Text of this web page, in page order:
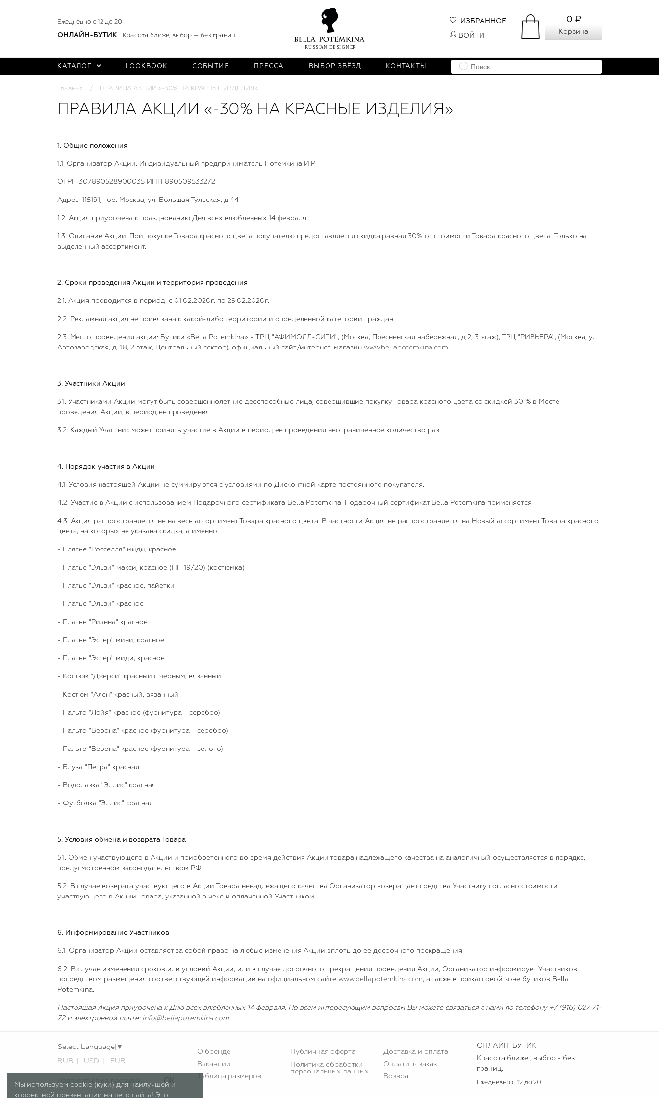
Мы используем cookie (куки) для наилучшей и
корректной презентации нашего сайта! Это
Ежедневно с 12 до 20
ОНЛАЙН-БУТИК Красота ближе, выбор — без границ.
0 ₽
Корзина
ИЗБРАННОЕ
ВОЙТИ
КАТАЛОГ LOOKBOOK СОБЫТИЯ ПРЕССА ВЫБОР ЗВЁЗД КОНТАКТЫ
Главная ПРАВИЛА АКЦИИ «-30% НА КРАСНЫЕ ИЗДЕЛИЯ»
ПРАВИЛА АКЦИИ «-30% НА КРАСНЫЕ ИЗДЕЛИЯ»
1. Общие положения
1.1. Организатор Акции: Индивидуальный предприниматель Потемкина И.Р.
ОГРН 307890528900035 ИНН 890509533272
Адрес: 115191, гор. Москва, ул. Большая Тульская, д.44
1.2. Акция приурочена к празднованию Дня всех влюбленных 14 февраля.
1.3. Описание Акции: При покупке Товара красного цвета покупателю предоставляется скидка равная 30% от стоимости Товара красного цвета. Только на
выделенный ассортимент.
2. Сроки проведения Акции и территория проведения
2.1. Акция проводится в период: с 01.02.2020г. по 29.02.2020г.
2.2. Рекламная акция не привязана к какой-либо территории и определенной категории граждан.
2.3. Место проведения акции: Бутики «Bella Potemkina» в ТРЦ "АФИМОЛЛ-СИТИ", (Москва, Пресненская набережная, д.2, 3 этаж), ТРЦ "РИВЬЕРА", (Москва, ул.
Автозаводская, д. 18, 2 этаж, Центральный сектор), официальный сайт/интернет-магазин www.bellapotemkina.com.
3. Участники Акции
3.1. Участниками Акции могут быть совершеннолетние дееспособные лица, совершившие покупку Товара красного цвета со скидкой 30 % в Месте
проведения Акции, в период ее проведения.
3.2. Каждый Участник может принять участие в Акции в период ее проведения неограниченное количество раз.
4. Порядок участия в Акции
4.1. Условия настоящей Акции не суммируются с условиями по Дисконтной карте постоянного покупателя.
4.2. Участие в Акции с использованием Подарочного сертификата Bella Potemkina: Подарочный сертификат Bella Potemkina применяется.
4.3. Акция распространяется не на весь ассортимент Товара красного цвета. В частности Акция не распространяется на Новый ассортимент Товара красного
цвета, на которых не указана скидка, а именно:
- Платье "Росселла" миди, красное
- Платье "Эльзи" макси, красное (НГ-19/20) (костюмка)
- Платье "Эльзи" красное, пайетки
- Платье "Эльзи" красное
- Платье "Рианна" красное
- Платье "Эстер" мини, красное
- Платье "Эстер" миди, красное
- Костюм "Джерси" красный с черным, вязанный
- Костюм "Ален" красный, вязанный
- Пальто "Лойя" красное (фурнитура - серебро)
- Пальто "Верона" красное (фурнитура - серебро)
- Пальто "Верона" красное (фурнитура - золото)
- Блуза "Петра" красная
- Водолазка "Эллис" красная
- Футболка "Эллис" красная
5. Условия обмена и возврата Товара
5.1. Обмен участвующего в Акции и приобретенного во время действия Акции товара надлежащего качества на аналогичный осуществляется в порядке,
предусмотренном законодательством РФ.
5.2. В случае возврата участвующего в Акции Товара ненадлежащего качества Организатор возвращает средства Участнику согласно стоимости
участвующего в Акции Товара, указанной в чеке и оплаченной Участником.
6. Информирование Участников
6.1. Организатор Акции оставляет за собой право на любые изменения Акции вплоть до ее досрочного прекращения.
6.2. В случае изменения сроков или условий Акции, или в случае досрочного прекращения проведения Акции, Организатор информирует Участников
посредством размещения соответствующей информации на официальном сайте www.bellapotemkina.com, а также в прикассовой зоне бутиков Bella
Potemkina.
Настоящая Акция приурочена к Дню всех влюбленных 14 февраля. По всем интересующим вопросам Вы можете связаться с нами по телефону +7 (916) 027-71-
72 и электронной почте: info@bellapotemkina.com
Select Language ▼
RUB USD EUR
ОК
О бренде
Вакансии
Таблица размеров
Публичная оферта
Политика обработки
персональных данных
Доставка и оплата
Оплатить заказ
Возврат
ОНЛАЙН-БУТИК
Красота ближе , выбор - без
границ.
Ежедневно с 12 до 20